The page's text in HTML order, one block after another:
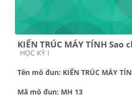
KIẾN TRÚC MÁY TÍNH Sao
Course category
HỌC KỲ I
Tên mô đun: KIẾN TRÚC MÁY
Mã mô đun: MH 13